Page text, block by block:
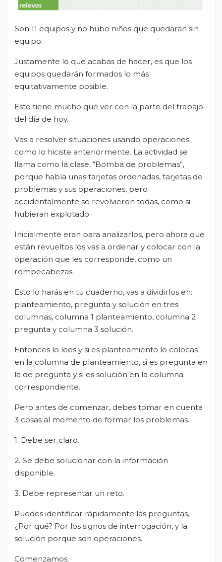
Son 11 equipos y no hubo niños que quedaran sin
equipo.
Justamente lo que acabas de hacer, es que los
equipos quedarán formados lo más
equitativamente posible.
Esto tiene mucho que ver con la parte del trabajo
del día de hoy.
Vas a resolver situaciones usando operaciones
como lo hiciste anteriormente. La actividad se
llama como la clase, “Bomba de problemas”,
porque había unas tarjetas ordenadas, tarjetas de
problemas y sus operaciones, pero
accidentalmente se revolvieron todas, como si
hubieran explotado.
Inicialmente eran para analizarlos, pero ahora que
están revueltos los vas a ordenar y colocar con la
operación que les corresponde, como un
rompecabezas.
Esto lo harás en tu cuaderno, vas a dividirlos en:
planteamiento, pregunta y solución en tres
columnas, columna 1 planteamiento, columna 2
pregunta y columna 3 solución.
Entonces lo lees y si es planteamiento lo colocas
en la columna de planteamiento, si es pregunta en
la de pregunta y si es solución en la columna
correspondiente.
Pero antes de comenzar, debes tomar en cuenta
3 cosas al momento de formar los problemas.
1. Debe ser claro.
2. Se debe solucionar con la información
disponible.
3. Debe representar un reto.
Puedes identificar rápidamente las preguntas,
¿Por qué? Por los signos de interrogación, y la
solución porque son operaciones.
Comenzamos.